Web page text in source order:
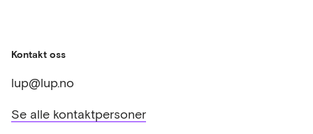
Kontakt oss
lup@lup.no
Se alle kontaktpersoner